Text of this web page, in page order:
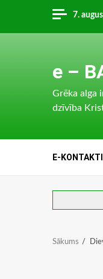
content
7.
e –
Grēka alga
dzīvība
E-KONTAKTI
Sākums